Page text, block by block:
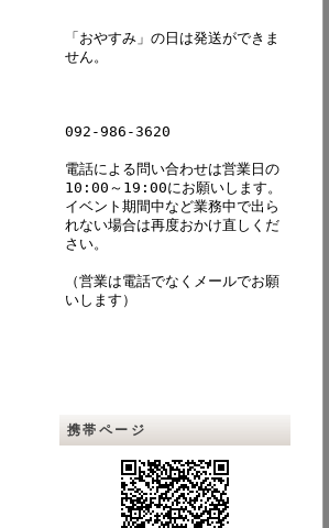
「おやすみ」の日は発送ができま
せん。
092-986-3620
電話による問い合わせは営業日の
10:00～19:00にお願いします。
イベント期間中など業務中で出ら
れない場合は再度おかけ直しくだ
さい。
（営業は電話でなくメールでお願
いします）
携帯ページ